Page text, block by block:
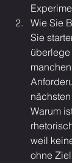
Wie Sie
Sie
Warum
weil
ohne